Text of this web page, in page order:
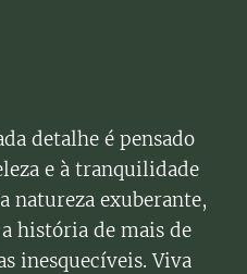
detalhe é pensado
e à tranquilidade
natureza exuberante,
história de mais de
inesquecíveis. Viva